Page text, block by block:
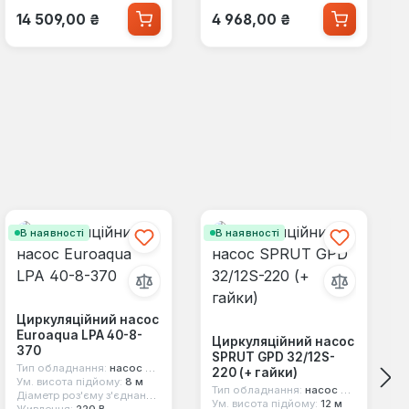
Звичайна ціна:
14 509,00 ₴ Звичайна ціна:
4 968,00 ₴
В наявності
Циркуляційний насос
Euroaqua LPA 40-8-
370
Тип обладнання: насос циркуляційний
Ум. висота підйому: 8 м
Діаметр роз'єму з'єднання:
фланець dn 40
В наявності
Циркуляційний насос
SPRUT GPD 32/12S-
220 (+ гайки)
Тип обладнання: насос циркуляційний
Ум. висота підйому: 12 м